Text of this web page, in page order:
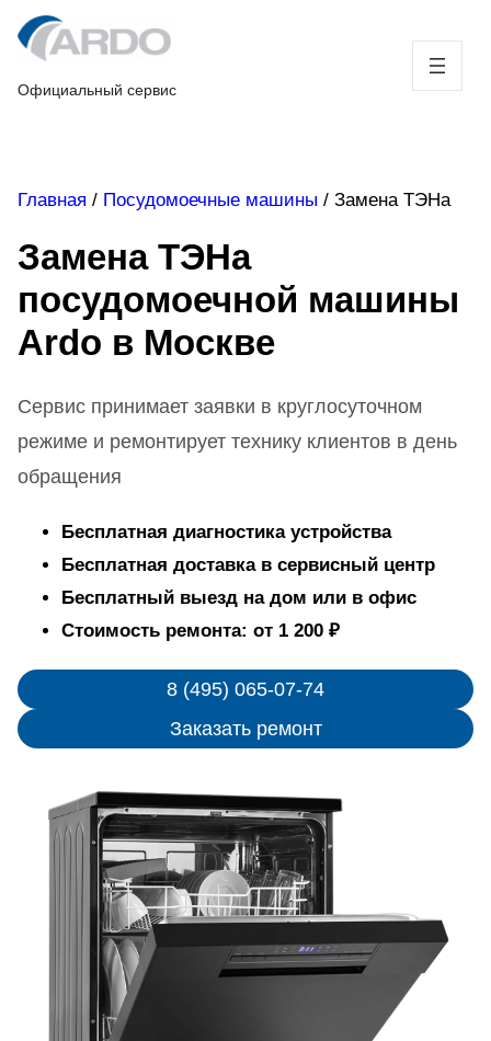
Skip
to
content
Официальный сервис
Главная / Посудомоечные машины / Замена ТЭНа
Замена ТЭНа
посудомоечной машины
Ardo в Москве
Сервис принимает заявки в круглосуточном
режиме и ремонтирует технику клиентов в день
обращения
Бесплатная диагностика устройства
Бесплатная доставка в сервисный центр
Бесплатный выезд на дом или в офис
Стоимость ремонта: от 1 200 ₽
8 (495) 065-07-74
Заказать ремонт